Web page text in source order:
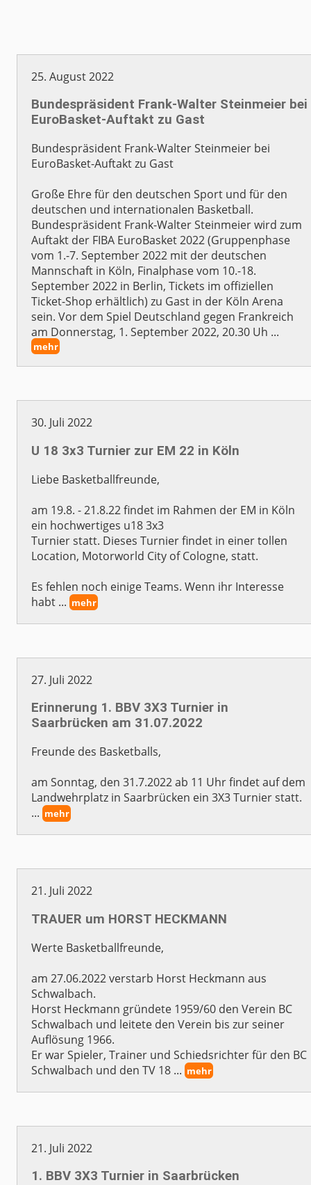
25. August 2022
Bundespräsident Frank-Walter Steinmeier bei
EuroBasket-Auftakt zu Gast
Bundespräsident Frank-Walter Steinmeier bei
EuroBasket-Auftakt zu Gast
Große Ehre für den deutschen Sport und für den
deutschen und internationalen Basketball.
Bundespräsident Frank-Walter Steinmeier wird zum
Auftakt der FIBA EuroBasket 2022 (Gruppenphase
vom 1.-7. September 2022 mit der deutschen
Mannschaft in Köln, Finalphase vom 10.-18.
September 2022 in Berlin, Tickets im offiziellen
Ticket-Shop erhältlich) zu Gast in der Köln Arena
sein. Vor dem Spiel Deutschland gegen Frankreich
am Donnerstag, 1. September 2022, 20.30 Uh ...
mehr
30. Juli 2022
U 18 3x3 Turnier zur EM 22 in Köln
Liebe Basketballfreunde,
am 19.8. - 21.8.22 findet im Rahmen der EM in Köln
ein hochwertiges u18 3x3
Turnier statt. Dieses Turnier findet in einer tollen
Location, Motorworld City of Cologne, statt.
Es fehlen noch einige Teams. Wenn ihr Interesse
habt ... mehr
27. Juli 2022
Erinnerung 1. BBV 3X3 Turnier in
Saarbrücken am 31.07.2022
Freunde des Basketballs,
am Sonntag, den 31.7.2022 ab 11 Uhr findet auf dem
Landwehrplatz in Saarbrücken ein 3X3 Turnier statt.
... mehr
21. Juli 2022
TRAUER um HORST HECKMANN
Werte Basketballfreunde,
am 27.06.2022 verstarb Horst Heckmann aus
Schwalbach.
Horst Heckmann gründete 1959/60 den Verein BC
Schwalbach und leitete den Verein bis zur seiner
Auflösung 1966.
Er war Spieler, Trainer und Schiedsrichter für den BC
Schwalbach und den TV 18 ... mehr
21. Juli 2022
1. BBV 3X3 Turnier in Saarbrücken